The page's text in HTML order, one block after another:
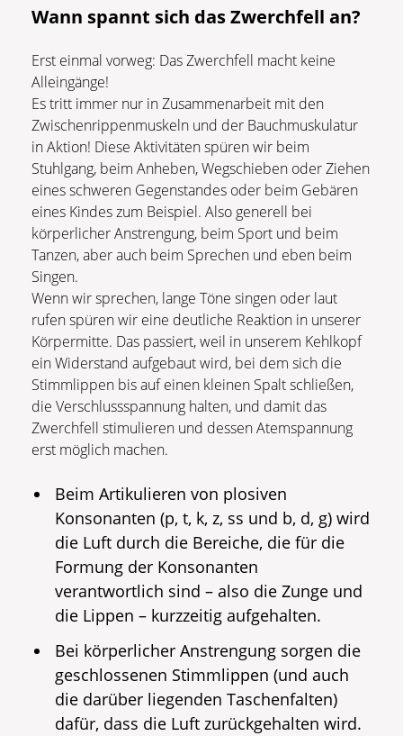
Wann spannt sich das Zwerchfell an?
Erst einmal vorweg: Das Zwerchfell macht keine
Alleingänge!
Es tritt immer nur in Zusammenarbeit mit den
Zwischenrippenmuskeln und der Bauchmuskulatur
in Aktion! Diese Aktivitäten spüren wir beim
Stuhlgang, beim Anheben, Wegschieben oder Ziehen
eines schweren Gegenstandes oder beim Gebären
eines Kindes zum Beispiel. Also generell bei
körperlicher Anstrengung, beim Sport und beim
Tanzen, aber auch beim Sprechen und eben beim
Singen.
Wenn wir sprechen, lange Töne singen oder laut
rufen spüren wir eine deutliche Reaktion in unserer
Körpermitte. Das passiert, weil in unserem Kehlkopf
ein Widerstand aufgebaut wird, bei dem sich die
Stimmlippen bis auf einen kleinen Spalt schließen,
die Verschlussspannung halten, und damit das
Zwerchfell stimulieren und dessen Atemspannung
erst möglich machen.
Beim Artikulieren von plosiven
Konsonanten (p, t, k, z, ss und b, d, g) wird
die Luft durch die Bereiche, die für die
Formung der Konsonanten
verantwortlich sind – also die Zunge und
die Lippen – kurzzeitig aufgehalten.
Bei körperlicher Anstrengung sorgen die
geschlossenen Stimmlippen (und auch
die darüber liegenden Taschenfalten)
dafür, dass die Luft zurückgehalten wird.